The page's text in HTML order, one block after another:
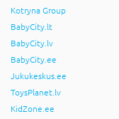
Kotryna Group
BabyCity.lt
BabyCity.lv
BabyCity.ee
Jukukeskus.ee
ToysPlanet.lv
KidZone.ee